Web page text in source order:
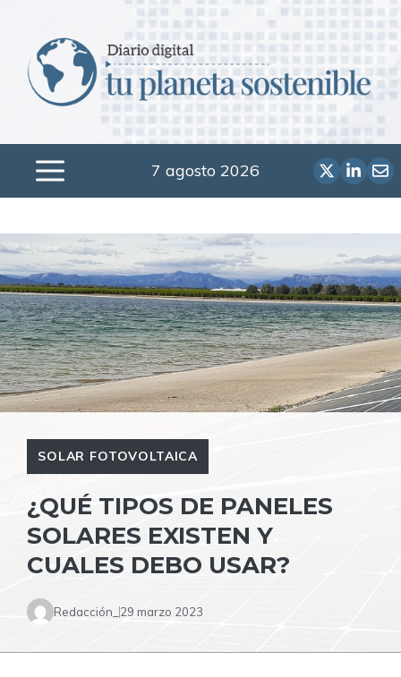
contenido
Menú
7 agosto 2026
SOLAR FOTOVOLTAICA
¿QUÉ TIPOS DE PANELES
SOLARES EXISTEN Y
CUALES DEBO USAR?
Redacción_ 29 marzo 2023